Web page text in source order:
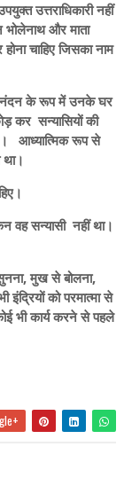
उत्तराधिकारी नहीं
भोलेनाथ और माता
चाहिए जिसका नाम
नंदन के रूप में उनके घर
कर सन्यासियों की
आध्यात्मिक रूप से
था।
वह सन्यासी नहीं था।
मुख से बोलना,
को परमात्मा से
भी कार्य करने से पहले